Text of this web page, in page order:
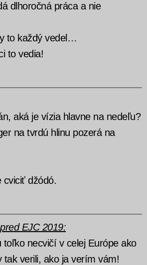
dlhoročná práca a nie
to každý vedel…
to vedia!
aká je vízia hlavne na nedeľu?
na tvrdú hlinu pozerá na
cviciť džódó.
EJC 2019:
toľko necvičí v celej Európe ako
tak verili, ako ja verím vám!